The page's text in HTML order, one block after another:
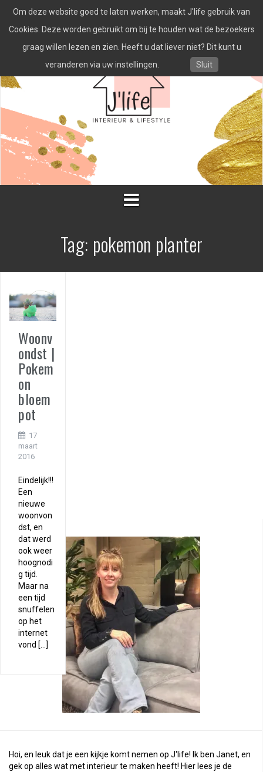
naar
inhoud
Tag: pokemon planter
Woonv
ondst |
Pokem
on
bloem
pot
17
maart
2016
Eindelijk!!!
Een
nieuwe
woonvon
dst, en
dat werd
ook weer
hoognodi
g tijd.
Maar na
een tijd
snuffelen
op het
internet
vond […]
Hoi, en leuk dat je een kijkje komt nemen op J'life! Ik ben Janet, en
gek op alles wat met interieur te maken heeft! Hier lees je de
Om deze website goed te laten werken, maakt J'life gebruik van
Cookies. Deze worden gebruikt om bij te houden wat de bezoekers
graag willen lezen en zien. Heeft u dat liever niet? Dit kunt u
veranderen via uw instellingen.
Sluit